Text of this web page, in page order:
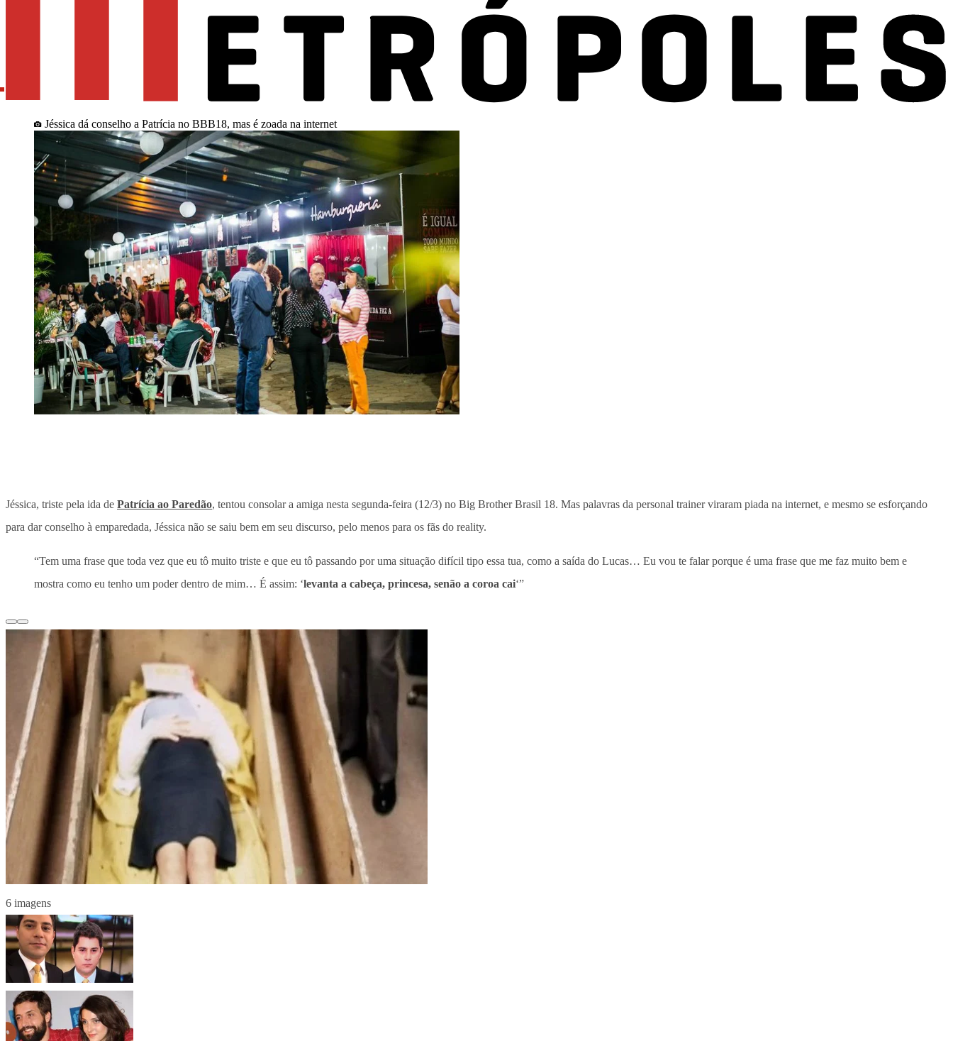
Jéssica dá conselho a Patrícia no BBB18, mas é zoada na internet
Jéssica, triste pela ida de Patrícia ao Paredão, tentou consolar a amiga nesta segunda-feira (12/3) no Big Brother Brasil 18. Mas palavras da personal trainer viraram piada na internet, e mesmo se esforçando
para dar conselho à emparedada, Jéssica não se saiu bem em seu discurso, pelo menos para os fãs do reality.
“Tem uma frase que toda vez que eu tô muito triste e que eu tô passando por uma situação difícil tipo essa tua, como a saída do Lucas… Eu vou te falar porque é uma frase que me faz muito bem e
mostra como eu tenho um poder dentro de mim… É assim: ‘levanta a cabeça, princesa, senão a coroa cai‘”
6 imagens